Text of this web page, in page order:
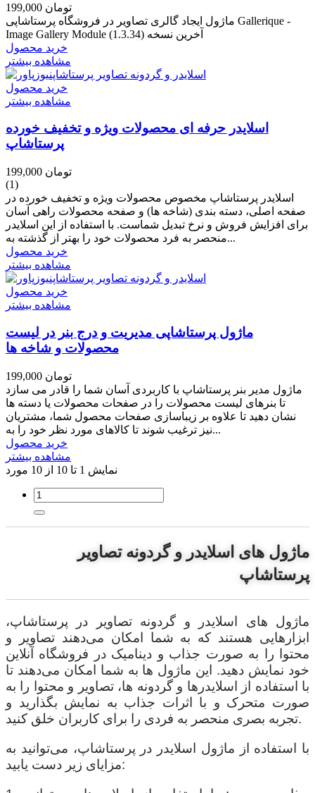
199,000 تومان
ماژول ایجاد گالری تصاویر در فروشگاه پرستاشاپی Gallerique -
Image Gallery Module آخرین نسخه (1.3.34)
خرید محصول
مشاهده بیشتر
خرید محصول
مشاهده بیشتر
اسلایدر حرفه ای محصولات ویژه و تخفیف خورده
پرستاشاپ
199,000 تومان
(1)
اسلایدر پرستاشاپ مخصوص محصولات ویژه و تخفیف خورده در
صفحه اصلی، دسته بندی (شاخه ها) و صفحه محصولات راهی آسان
برای افزایش فروش و نرخ تبدیل شماست. با استفاده از این اسلایدر
منحصر به فرد محصولات خود را بهتر از گذشته به...
خرید محصول
مشاهده بیشتر
خرید محصول
مشاهده بیشتر
ماژول پرستاشاپی مدیریت و درج بنر در لیست
محصولات و شاخه ها
199,000 تومان
ماژول مدیر بنر پرستاشاپ با کاربردی آسان شما را قادر می سازد
تا بنرهای لیست محصولات را در صفحات محصولات یا دسته ها
نشان دهید تا علاوه بر زیباسازی صفحات محصول شما، مشتریان
نیز ترغیب شوند تا کالاهای مورد نظر خود را به...
خرید محصول
مشاهده بیشتر
نمایش 1 تا 10 از 10 مورد
ماژول های اسلایدر و گردونه تصاویر
پرستاشاپ
ماژول های اسلایدر و گردونه تصاویر در پرستاشاپ،
ابزارهایی هستند که به شما امکان می‌دهند تصاویر و
محتوا را به صورت جذاب و دینامیک در فروشگاه آنلاین
خود نمایش دهید. این ماژول ها به شما امکان می‌دهند تا
با استفاده از اسلایدرها و گردونه ها، تصاویر و محتوا را به
صورت متحرک و با اثرات جذاب به نمایش بگذارید و
تجربه بصری منحصر به فردی را برای کاربران خلق کنید.
با استفاده از ماژول اسلایدر در پرستاشاپ، می‌توانید به
مزایای زیر دست یابید: